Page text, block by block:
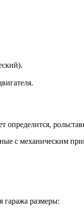
определится,
с механическим
гаража размеры: